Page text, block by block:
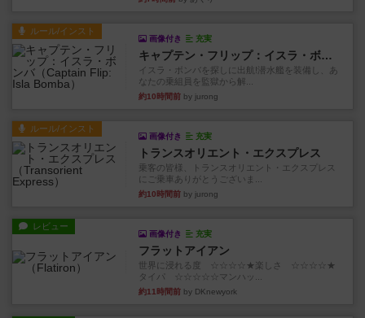
ルール/インスト
画像付き 充実
キャプテン・フリップ：イスラ・ボンバ
イスラ・ボンバを探しに出航!潜水艦を装備し、あ
なたの乗組員を監獄から解...
約10時間前 by jurong
ルール/インスト
画像付き 充実
トランスオリエント・エクスプレス
乗客の皆様、トランスオリエント・エクスプレス
にご乗車ありがとうございま...
約10時間前 by jurong
レビュー
画像付き 充実
フラットアイアン
世界に浸れる度 ☆☆☆☆★楽しさ ☆☆☆☆★
タイパ ☆☆☆☆☆マンハッ...
約11時間前 by DKnewyork